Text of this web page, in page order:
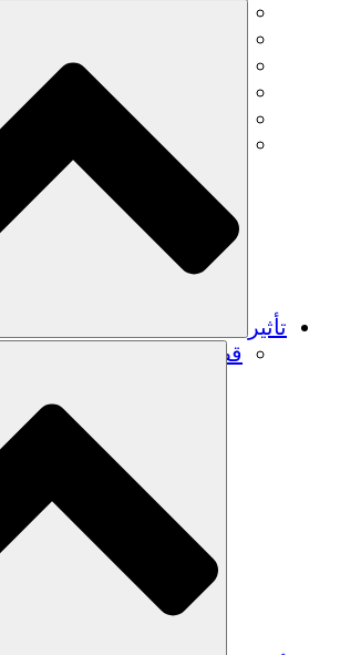
البيانات المالية
Resources
تأثير
قصص نجاح